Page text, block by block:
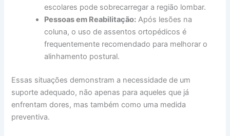
escolares pode sobrecarregar a região lombar.
Pessoas em Reabilitação: Após lesões na
coluna, o uso de assentos ortopédicos é
frequentemente recomendado para melhorar o
alinhamento postural.
Essas situações demonstram a necessidade de um
suporte adequado, não apenas para aqueles que já
enfrentam dores, mas também como uma medida
preventiva.